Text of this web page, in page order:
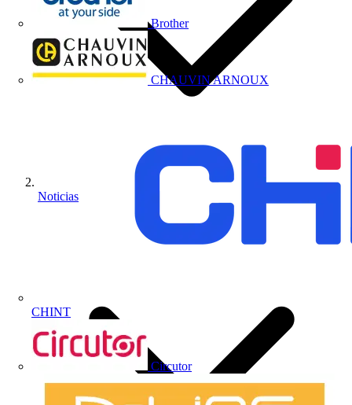
Brother
CHAUVIN ARNOUX
CHINT
Circutor
Noticias